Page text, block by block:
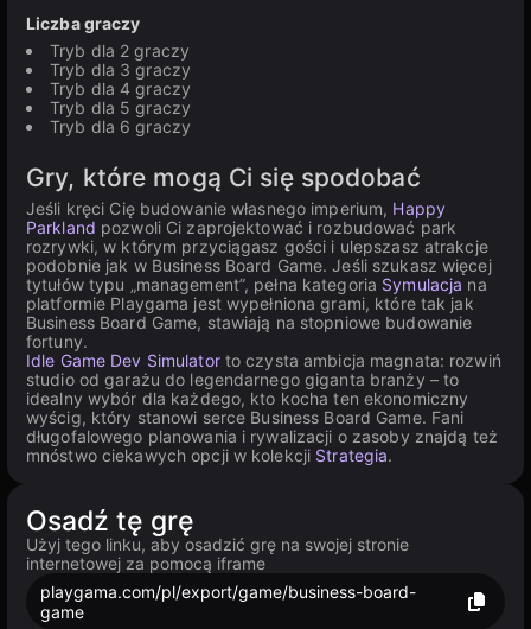
Liczba graczy
Tryb dla 2 graczy
Tryb dla 3 graczy
Tryb dla 4 graczy
Tryb dla 5 graczy
Tryb dla 6 graczy
Gry, które mogą Ci się spodobać
Jeśli kręci Cię budowanie własnego imperium, Happy
Parkland pozwoli Ci zaprojektować i rozbudować park
rozrywki, w którym przyciągasz gości i ulepszasz atrakcje
podobnie jak w Business Board Game. Jeśli szukasz więcej
tytułów typu „management”, pełna kategoria Symulacja na
platformie Playgama jest wypełniona grami, które tak jak
Business Board Game, stawiają na stopniowe budowanie
fortuny.
Idle Game Dev Simulatorto czysta ambicja magnata: rozwiń
studio od garażu do legendarnego giganta branży – to
idealny wybór dla każdego, kto kocha ten ekonomiczny
wyścig, który stanowi serce Business Board Game. Fani
długofalowego planowania i rywalizacji o zasoby znajdą też
mnóstwo ciekawych opcji w kolekcji Strategia.
Osadź tę grę
Użyj tego linku, aby osadzić grę na swojej stronie
internetowej za pomocą iframe
playgama.com/pl/export/game/business-board-
game